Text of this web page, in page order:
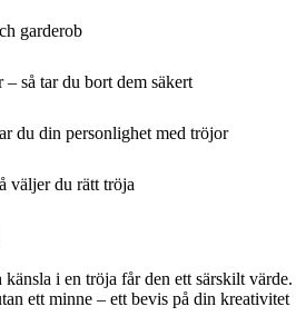
garderob
så tar du bort dem säkert
du din personlighet med tröjor
väljer du rätt tröja
i en tröja får den ett särskilt värde.
ett minne – ett bevis på din kreativitet